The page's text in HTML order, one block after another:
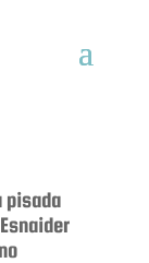
pisada